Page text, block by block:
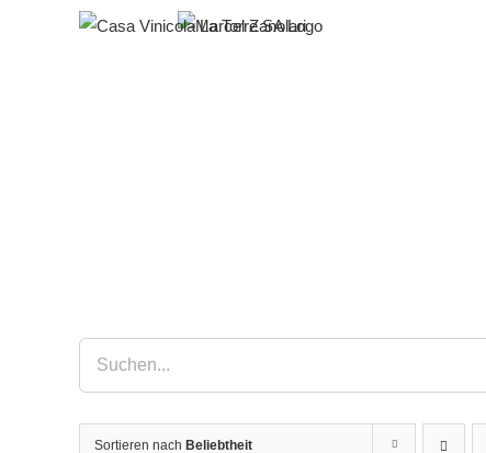
Sortieren nach Beliebtheit